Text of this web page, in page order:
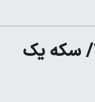
قیمت سکه پارسیان امروز جمعه ۳ اسفند ۱۴۰۳/ سکه یک